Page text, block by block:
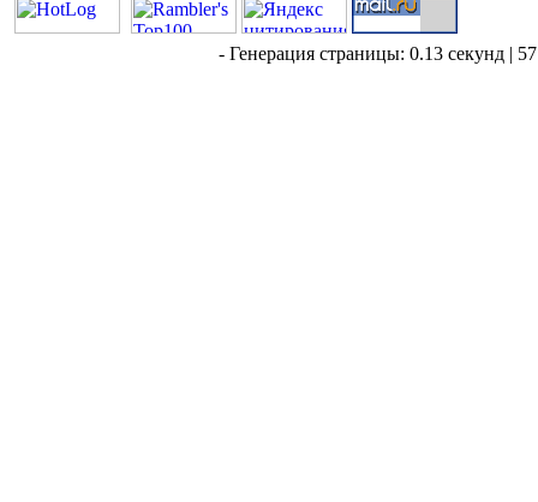
- Генерация страницы: 0.13 секунд |